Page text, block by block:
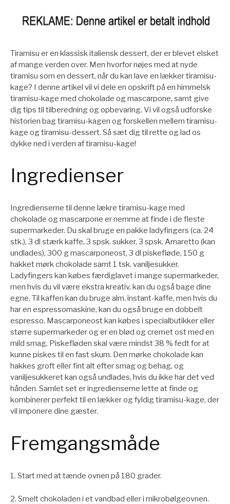
Tiramisu er en klassisk italiensk dessert, der er blevet elsket
af mange verden over. Men hvorfor nøjes med at nyde
tiramisu som en dessert, når du kan lave en lækker tiramisu-
kage? I denne artikel vil vi dele en opskrift på en himmelsk
tiramisu-kage med chokolade og mascarpone, samt give
dig tips til tilberedning og opbevaring. Vi vil også udforske
historien bag tiramisu-kagen og forskellen mellem tiramisu-
kage og tiramisu-dessert. Så sæt dig til rette og lad os
dykke ned i verden af ​​tiramisu-kage!
Ingredienser
Ingredienserne til denne lækre tiramisu-kage med
chokolade og mascarpone er nemme at finde i de fleste
supermarkeder. Du skal bruge en pakke ladyfingers (ca. 24
stk.), 3 dl stærk kaffe, 3 spsk. sukker, 3 spsk. Amaretto (kan
undlades), 300 g mascarponeost, 3 dl piskefløde, 150 g
hakket mørk chokolade samt 1 tsk. vaniljesukker.
Ladyfingers kan købes færdiglavet i mange supermarkeder,
men hvis du vil være ekstra kreativ, kan du også bage dine
egne. Til kaffen kan du bruge alm. instant-kaffe, men hvis du
har en espressomaskine, kan du også bruge en dobbelt
espresso. Mascarponeost kan købes i specialbutikker eller
større supermarkeder og er en blød og cremet ost med en
mild smag. Piskefløden skal være mindst 38 % fedt for at
kunne piskes til en fast skum. Den mørke chokolade kan
hakkes groft eller fint alt efter smag og behag, og
vaniljesukkeret kan også undlades, hvis du ikke har det ved
hånden. Samlet set er ingredienserne lette at finde og
kombinerer perfekt til en lækker og fyldig tiramisu-kage, der
vil imponere dine gæster.
Fremgangsmåde
1. Start med at tænde ovnen på 180 grader.
2. Smelt chokoladen i et vandbad eller i mikrobølgeovnen.